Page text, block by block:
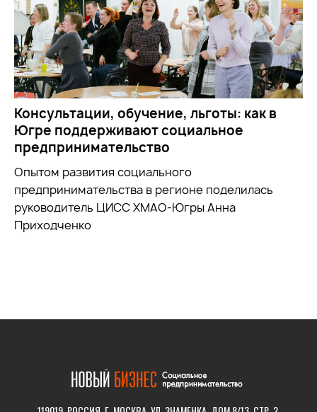
Консультации, обучение, льготы: как в
Югре поддерживают социальное
предпринимательство
Опытом развития социального
предпринимательства в регионе поделилась
руководитель ЦИСС ХМАО-Югры Анна
Приходченко